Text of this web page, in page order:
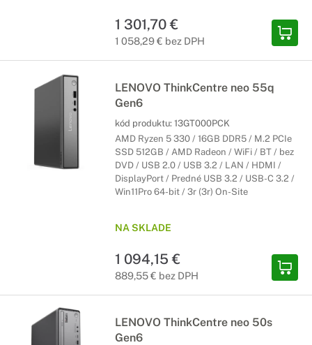
1 301,70 €
1 058,29 € bez DPH
LENOVO ThinkCentre neo 55q
Gen6
kód produktu: 13GT000PCK
AMD Ryzen 5 330 / 16GB DDR5 / M.2 PCIe
SSD 512GB / AMD Radeon / WiFi / BT / bez
DVD / USB 2.0 / USB 3.2 / LAN / HDMI /
DisplayPort / Predné USB 3.2 / USB-C 3.2 /
Win11Pro 64-bit / 3r (3r) On-Site
NA SKLADE
1 094,15 €
889,55 € bez DPH
LENOVO ThinkCentre neo 50s
Gen6